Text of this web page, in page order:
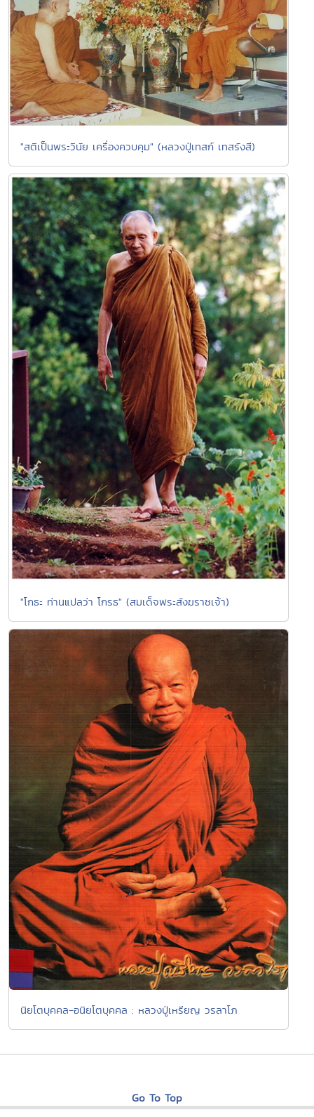
"สติเป็นพระวินัย เครื่องควบคุม" (หลวงปู่เทสก์ เทสรังสี)
"โกธะ ท่านแปลว่า โกรธ" (สมเด็จพระสังฆราชเจ้า)
นิยโตบุคคล-อนิยโตบุคคล : หลวงปู่เหรียญ วรลาโภ
Go To Top